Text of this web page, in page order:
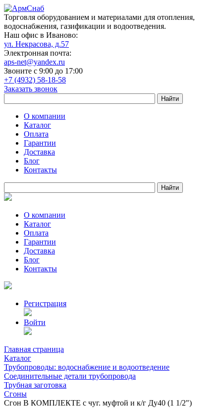
Торговля оборудованием и материалами для отопления,
водоснабжения, газификации и водоотведения.
Наш офис в Иваново:
ул. Некрасова, д.57
Электронная почта:
aps-net@yandex.ru
Звоните с 9:00 до 17:00
+7 (4932) 58-18-58
Заказать звонок
О компании
Каталог
Оплата
Гарантии
Доставка
Блог
Контакты
О компании
Каталог
Оплата
Гарантии
Доставка
Блог
Контакты
Регистрация
Войти
Главная страница
Каталог
Трубопроводы: водоснабжение и водоотведение
Соединительные детали трубопровода
Трубная заготовка
Сгоны
Сгон В КОМПЛЕКТЕ с чуг. муфтой и к/г Ду40 (1 1/2")